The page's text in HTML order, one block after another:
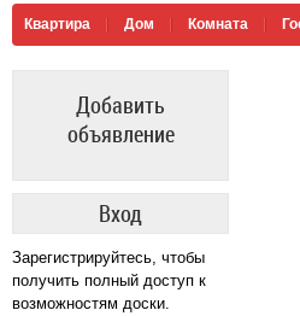
Квартира Дом Комната
Добавить
объявление
Вход
Зарегистрируйтесь, чтобы
получить полный доступ к
возможностям доски.